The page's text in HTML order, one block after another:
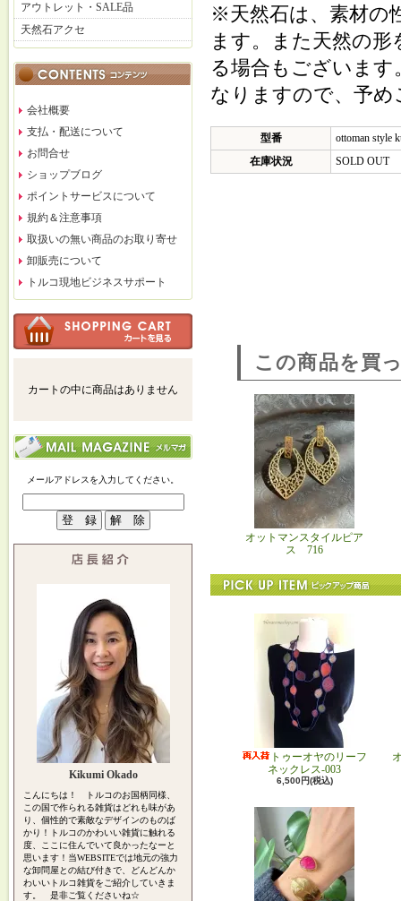
アウトレット・SALE品
天然石アクセ
会社概要
支払・配送について
お問合せ
ショップブログ
ポイントサービスについて
規約＆注意事項
取扱いの無い商品のお取り寄せ
卸販売について
トルコ現地ビジネスサポート
カートの中に商品はありません
メールアドレスを入力してください。
Kikumi Okado
こんにちは！ トルコのお国柄同様、
この国で作られる雑貨はどれも味があ
り、個性的で素敵なデザインのものば
かり！トルコのかわいい雑貨に触れる
度、ここに住んでいて良かったなーと
思います！当WEBSITEでは地元の強力
な卸問屋との結び付きで、どんどんか
わいいトルコ雑貨をご紹介していきま
す。 是非ご覧くださいね☆
※天然石は、素材の
ます。また天然の
る場合もございま
なりますので、予
型番
ottoman style
在庫状況
SOLD OUT
この商品を買
オットマンスタイルピア
ス 716
トゥーオヤのリーフ
ネックレス-003
6,500円(税込)